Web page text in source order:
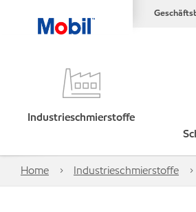
Industrieschmierstoffe
Home Industrieschmierstoffe